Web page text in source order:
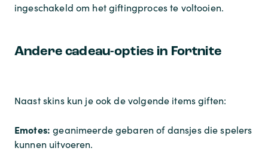
ingeschakeld om het giftingproces te voltooien.
Andere cadeau-opties in Fortnite
Naast skins kun je ook de volgende items giften:
Emotes: geanimeerde gebaren of dansjes die spelers
kunnen uitvoeren.